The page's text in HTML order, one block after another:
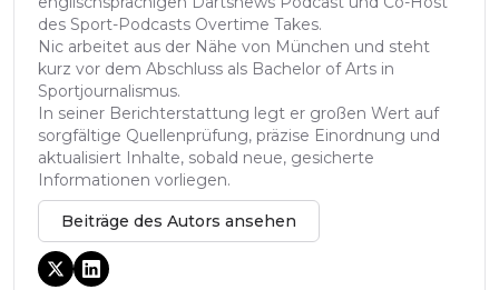
des Sport-Podcasts Overtime Takes.
Nic arbeitet aus der Nähe von München und steht
kurz vor dem Abschluss als Bachelor of Arts in
Sportjournalismus.
In seiner Berichterstattung legt er großen Wert auf
sorgfältige Quellenprüfung, präzise Einordnung und
aktualisiert Inhalte, sobald neue, gesicherte
Informationen vorliegen.
Beiträge des Autors ansehen